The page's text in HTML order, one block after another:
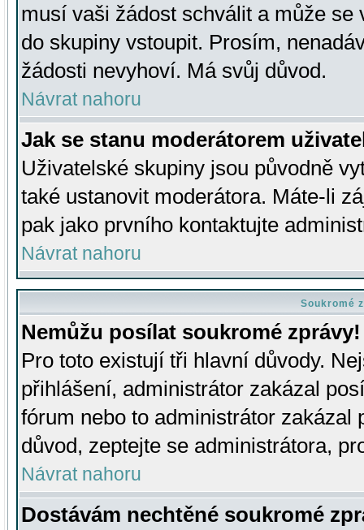
musí vaši žádost schválit a může se
do skupiny vstoupit. Prosím,
žádosti nevyhoví. Má svůj důvod.
Návrat nahoru
Jak se stanu moderátorem
Uživatelské skupiny jsou původně
také ustanovit moderátora. Máte-li
pak jako prvního kontaktujte
Návrat nahoru
Soukromé
Nemůžu posílat soukromé zprávy!
Pro toto existují tři hlavní důvody.
přihlášení, administrátor zakázal
fórum nebo to administrátor zakázal
důvod, zeptejte se administrátora,
Návrat nahoru
Dostávám nechtěné soukromé